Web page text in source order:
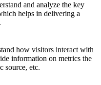
and analyze the key
helps in delivering a
how visitors interact with
information on metrics the
source, etc.